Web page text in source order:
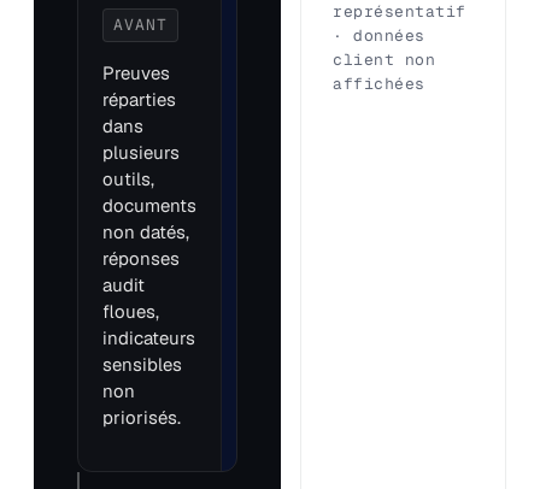
AVANT
Preuves
réparties
dans
plusieurs
outils,
documents
non datés,
réponses
audit
floues,
indicateurs
sensibles
non
priorisés.
PRÉPARATION
Drive organisé
représentatif
· données
client non
affichées